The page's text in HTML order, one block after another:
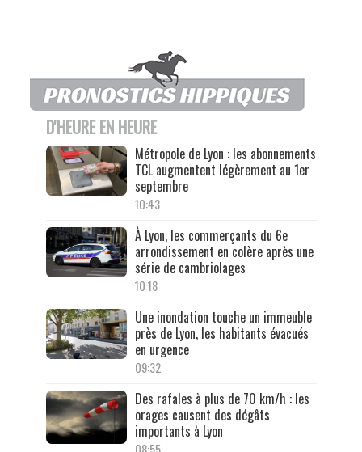
D'HEURE EN HEURE
Métropole de Lyon : les abonnements
TCL augmentent légèrement au 1er
septembre
10:43
À Lyon, les commerçants du 6e
arrondissement en colère après une
série de cambriolages
10:18
Une inondation touche un immeuble
près de Lyon, les habitants évacués
en urgence
09:32
Des rafales à plus de 70 km/h : les
orages causent des dégâts
importants à Lyon